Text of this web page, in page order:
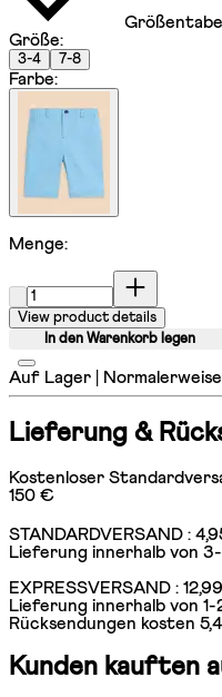
Größe:
3-4 7-8
Farbe:
Menge:
View product details
In den Warenkorb legen
Auf Lager |
Lieferung &
Kostenloser
150 €
STANDARDVERSAND :
Lieferung innerhalb von
EXPRESSVERSAND :
Lieferung innerhalb von
Rücksendungen kosten
Kunden kauften